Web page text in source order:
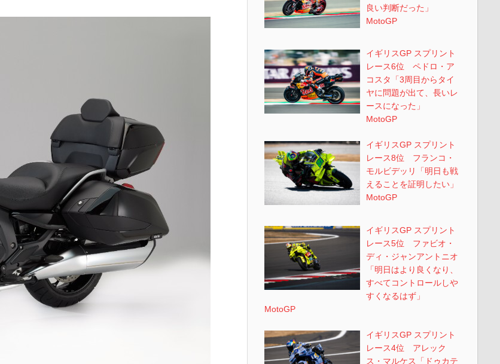
良い判断だった」
MotoGP
イギリスGP スプリント
レース6位 ペドロ・ア
コスタ「3周目からタイ
ヤに問題が出て、長いレ
ースになった」
MotoGP
イギリスGP スプリント
レース8位 フランコ・
モルビデッリ「明日も戦
えることを証明したい」
MotoGP
イギリスGP スプリント
レース5位 ファビオ・
ディ・ジャンアントニオ
「明日はより良くなり、
すべてコントロールしや
すくなるはず」
MotoGP
イギリスGP スプリント
レース4位 アレック
ス・マルケス「ドゥカテ